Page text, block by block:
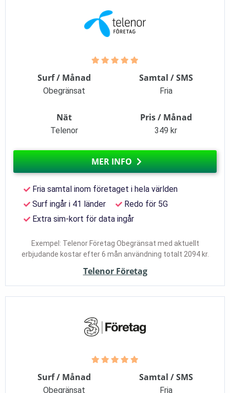
Surf / Månad
Obegränsat
Samtal / SMS
Fria
Nät
Telenor
Pris / Månad
349 kr
MER INFO
Fria samtal inom företaget i hela världen
Surf ingår i 41 länder
Redo för 5G
Extra sim-kort för data ingår
Exempel: Telenor Företag Obegränsat med aktuellt
erbjudande kostar efter 6 mån användning totalt 2094 kr.
Telenor Företag
Surf / Månad
Obegränsat
Samtal / SMS
Fria